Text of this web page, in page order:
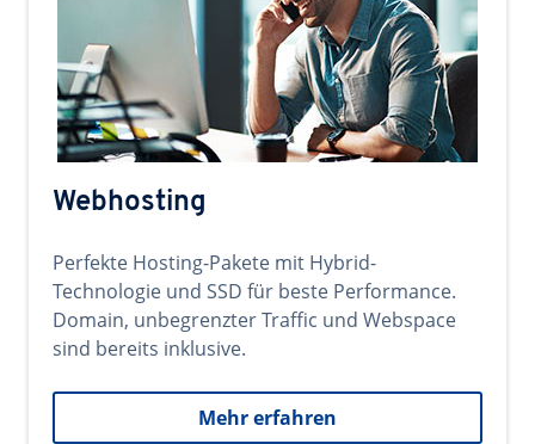
Webhosting
Perfekte Hosting-Pakete mit Hybrid-
Technologie und SSD für beste Performance.
Domain, unbegrenzter Traffic und Webspace
sind bereits inklusive.
Mehr erfahren